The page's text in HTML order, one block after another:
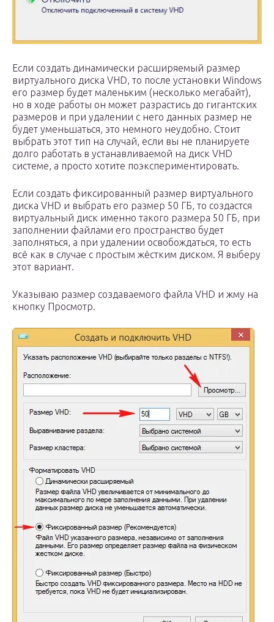
Если создать динамически расширяемый размер
виртуального диска VHD, то после установки Windows
его размер будет маленьким (несколько мегабайт),
но в ходе работы он может разрастись до гигантских
размеров и при удалении с него данных размер не
будет уменьшаться, это немного неудобно. Стоит
выбрать этот тип на случай, если вы не планируете
долго работать в устанавливаемой на диск VHD
системе, а просто хотите поэкспериментировать.
Если создать фиксированный размер виртуального
диска VHD и выбрать его размер 50 ГБ, то создастся
виртуальный диск именно такого размера 50 ГБ, при
заполнении файлами его пространство будет
заполняться, а при удалении освобождаться, то есть
всё как в случае с простым жёстким диском. Я выберу
этот вариант.
Указываю размер создаваемого файла VHD и жму на
кнопку Просмотр.